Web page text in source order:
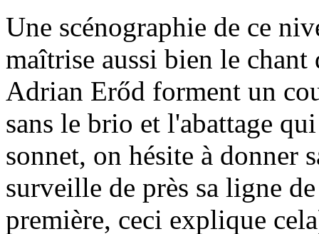
Une scénographie de ce
maîtrise aussi bien le chant
Adrian Erőd forment un
sans le brio et l'abattage
sonnet, on hésite à donner
surveille de près sa ligne
première, ceci explique